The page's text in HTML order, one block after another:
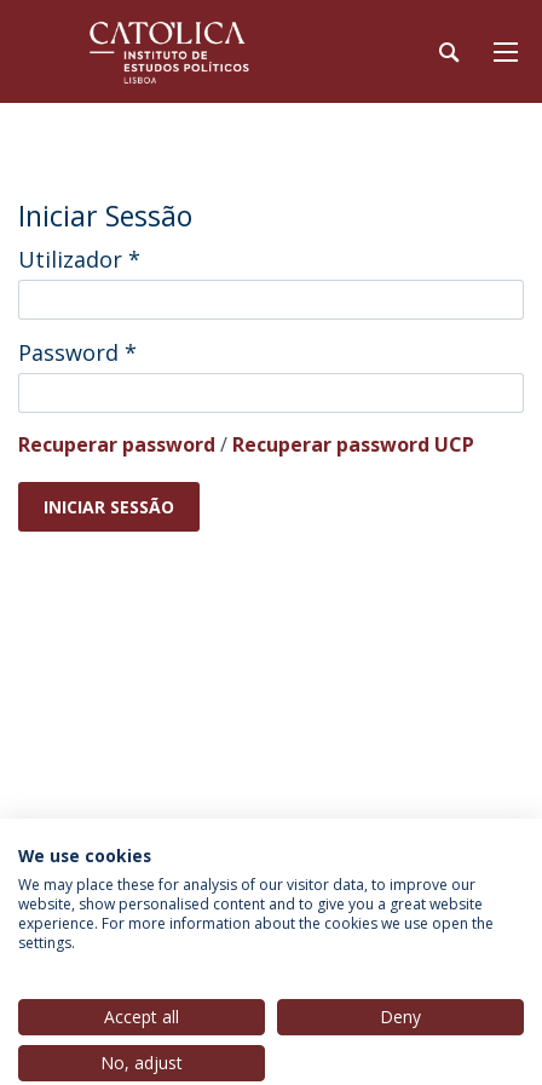
Iniciar Sessão
Utilizador *
Password *
Recuperar password / Recuperar password UCP
INICIAR SESSÃO
INFORMAÇÃO PARA
We use cookies
We may place these for analysis of our visitor data, to improve our
website, show personalised content and to give you a great website
experience. For more information about the cookies we use open the
settings.
Accept all
Deny
No, adjust